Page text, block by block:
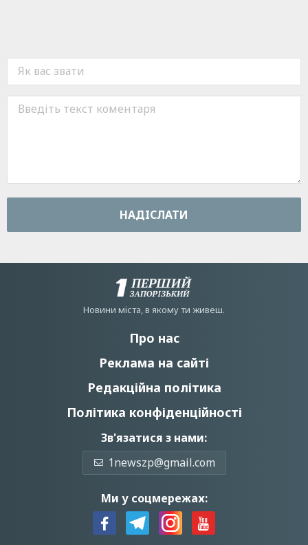
НАДIСЛАТИ
Новини мiста, в якому ти живеш.
Про нас
Реклама на сайті
Редакційна політика
Політика конфіденційності
Зв'язатися з нами:
1newszp@gmail.com
Ми у соцмережах: